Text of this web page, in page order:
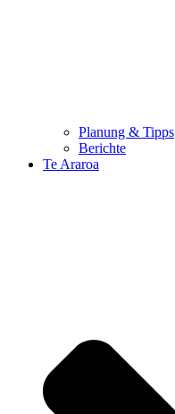
Planung & Tipps
Berichte
Te Araroa